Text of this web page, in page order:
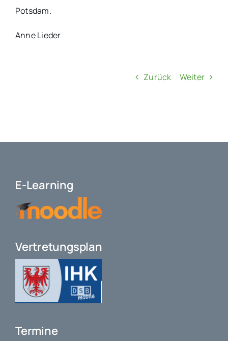
Potsdam.
Anne Lieder
Zurück Weiter
E-Learning
Vertretungsplan
Termine